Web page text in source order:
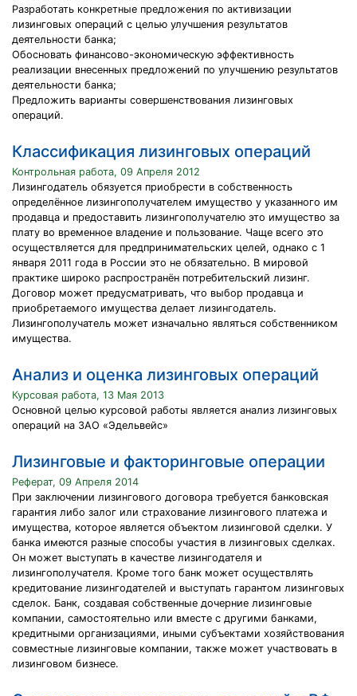
Разработать конкретные предложения по активизации
лизинговых операций с целью улучшения результатов
деятельности банка;
Обосновать финансово-экономическую эффективность
реализации внесенных предложений по улучшению результатов
деятельности банка;
Предложить варианты совершенствования лизинговых
операций.
Классификация лизинговых операций
Контрольная работа, 09 Апреля 2012
Лизингодатель обязуется приобрести в собственность
определённое лизингополучателем имущество у указанного им
продавца и предоставить лизингополучателю это имущество за
плату во временное владение и пользование. Чаще всего это
осуществляется для предпринимательских целей, однако с 1
января 2011 года в России это не обязательно. В мировой
практике широко распространён потребительский лизинг.
Договор может предусматривать, что выбор продавца и
приобретаемого имущества делает лизингодатель.
Лизингополучатель может изначально являться собственником
имущества.
Анализ и оценка лизинговых операций
Курсовая работа, 13 Мая 2013
Основной целью курсовой работы является анализ лизинговых
операций на ЗАО «Эдельвейс»
Лизинговые и факторинговые операции
Реферат, 09 Апреля 2014
При заключении лизингового договора требуется банковская
гарантия либо залог или страхование лизингового платежа и
имущества, которое является объектом лизинговой сделки. У
банка имеются разные способы участия в лизинговых сделках.
Он может выступать в качестве лизингодателя и
лизингополучателя. Кроме того банк может осуществлять
кредитование лизингодателей и выступать гарантом лизинговых
сделок. Банк, создавая собственные дочерние лизинговые
компании, самостоятельно или вместе с другими банками,
кредитными организациями, иными субъектами хозяйствования
совместные лизинговые компании, также может участвовать в
лизинговом бизнесе.